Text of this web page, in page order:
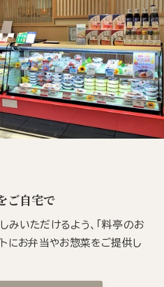
ご自宅で
みいただけるよう、「料亭のお
にお弁当やお惣菜をご提供し